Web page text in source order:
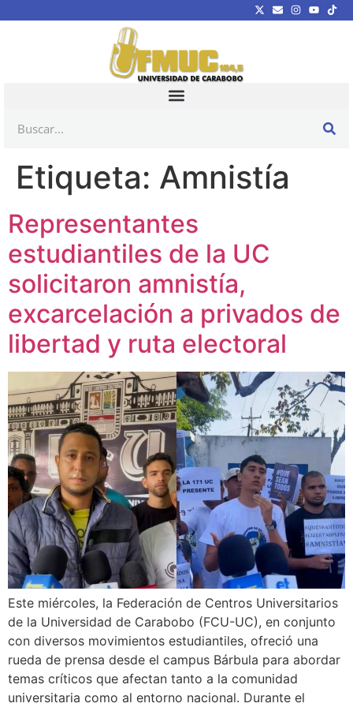
Etiqueta: Amnistía
Representantes
estudiantiles de la UC
solicitaron amnistía,
excarcelación a privados de
libertad y ruta electoral
Este miércoles, la Federación de Centros Universitarios
de la Universidad de Carabobo (FCU-UC), en conjunto
con diversos movimientos estudiantiles, ofreció una
rueda de prensa desde el campus Bárbula para abordar
temas críticos que afectan tanto a la comunidad
universitaria como al entorno nacional. Durante el